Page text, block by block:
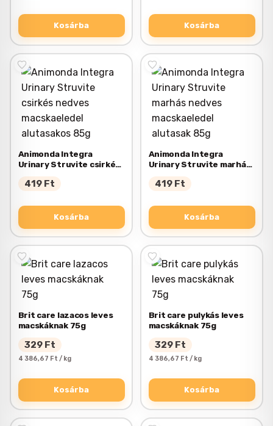
Kosárba Kosárba
Animonda Integra
Urinary Struvite csirkés
nedves macskaeledel
alutasakos 85g
419 Ft
Kosárba
Animonda Integra
Urinary Struvite marhás
nedves macskaeledel
alutasak 85g
419 Ft
Kosárba
Brit care lazacos leves
macskáknak 75g
329 Ft
4 386,67 Ft / kg
Kosárba
Brit care pulykás leves
macskáknak 75g
329 Ft
4 386,67 Ft / kg
Kosárba